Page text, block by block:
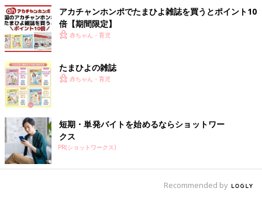
アカチャンホンポでたまひよ雑誌を買うとポイント10
倍【期間限定】
赤ちゃん・育児
たまひよの雑誌
赤ちゃん・育児
短期・単発バイトを始めるならショットワー
クス
PR(ショットワークス)
Recommended by